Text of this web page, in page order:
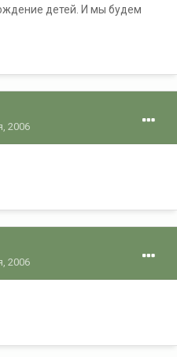
детей. И мы будем
2006
2006